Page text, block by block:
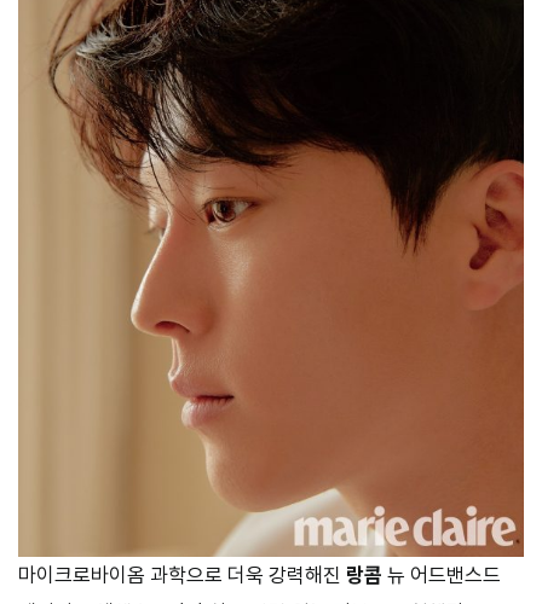
마이크로바이옴 과학으로 더욱 강력해진 랑콤 뉴 어드밴스드